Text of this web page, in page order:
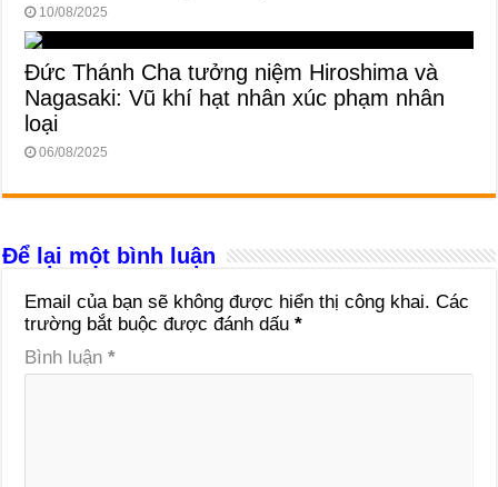
10/08/2025
Đức Thánh Cha tưởng niệm Hiroshima và
Nagasaki: Vũ khí hạt nhân xúc phạm nhân
loại
06/08/2025
Để lại một bình luận
Email của bạn sẽ không được hiển thị công khai. Các
trường bắt buộc được đánh dấu*
Bình luận*